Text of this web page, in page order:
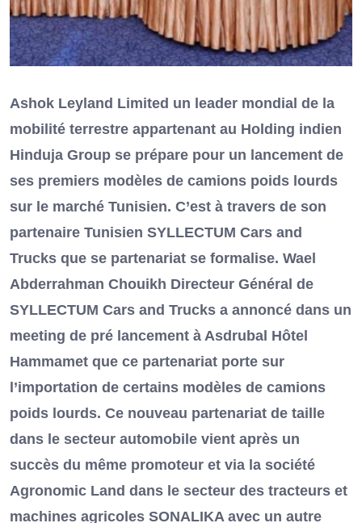
Ashok Leyland Limited un leader mondial de la
mobilité terrestre appartenant au Holding indien
Hinduja Group se prépare pour un lancement de
ses premiers modèles de camions poids lourds
sur le marché Tunisien. C’est à travers de son
partenaire Tunisien SYLLECTUM Cars and
Trucks que se partenariat se formalise. Wael
Abderrahman Chouikh Directeur Général de
SYLLECTUM Cars and Trucks a annoncé dans un
meeting de pré lancement à Asdrubal Hôtel
Hammamet que ce partenariat porte sur
l’importation de certains modèles de camions
poids lourds. Ce nouveau partenariat de taille
dans le secteur automobile vient après un
succès du même promoteur et via la société
Agronomic Land dans le secteur des tracteurs et
machines agricoles SONALIKA avec un autre